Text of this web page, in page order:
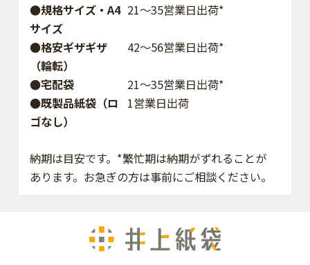
●規格サイズ・A4
サイズ
21～35営業日出荷*
●格安ギザギザ
（輪転）
42〜56営業日出荷*
●宅配袋
21～35営業日出荷*
●既製品紙袋（ロ
ゴなし）
1営業日出荷
納期は目安です。*繁忙期は納期がずれることが
あります。お急ぎの方は事前にご相談ください。